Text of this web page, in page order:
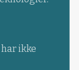
ikke